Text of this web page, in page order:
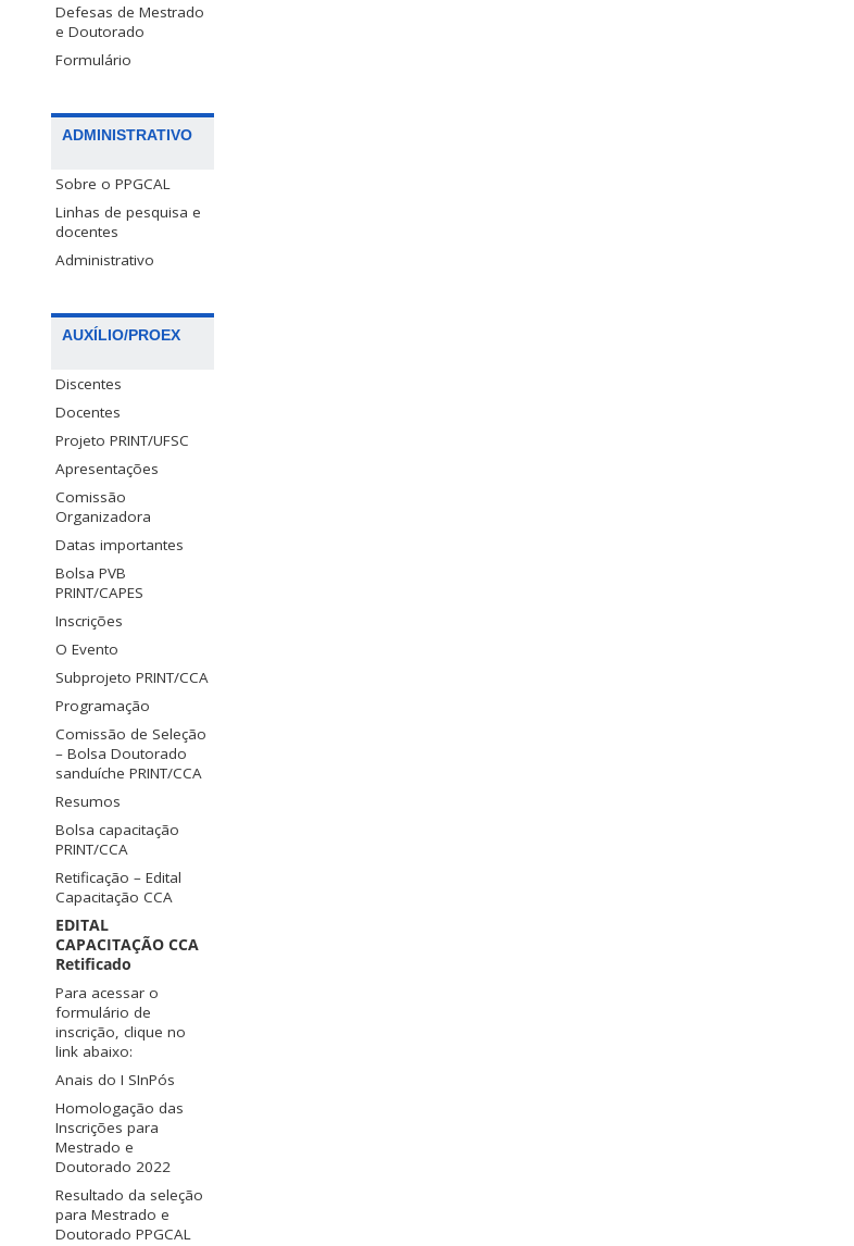
Defesas de Mestrado
e Doutorado
Formulário
ADMINISTRATIVO
Sobre o PPGCAL
Linhas de pesquisa e
docentes
Administrativo
AUXÍLIO/PROEX
Discentes
Docentes
Projeto PRINT/UFSC
Apresentações
Comissão
Organizadora
Datas importantes
Bolsa PVB
PRINT/CAPES
Inscrições
O Evento
Subprojeto PRINT/CCA
Programação
Comissão de Seleção
– Bolsa Doutorado
sanduíche PRINT/CCA
Resumos
Bolsa capacitação
PRINT/CCA
Retificação – Edital
Capacitação CCA
EDITAL
CAPACITAÇÃO CCA
Retificado
Para acessar o
formulário de
inscrição, clique no
link abaixo:
Anais do I SInPós
Homologação das
Inscrições para
Mestrado e
Doutorado 2022
Resultado da seleção
para Mestrado e
Doutorado PPGCAL